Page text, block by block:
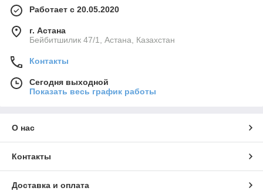
Работает с 20.05.2020
г. Астана
Бейбитшилик 47/1, Астана, Казахстан
Контакты
Сегодня выходной
Показать весь график работы
О нас
Контакты
Доставка и оплата